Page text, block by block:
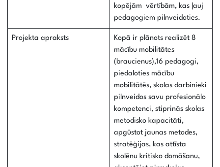
kopējām vērtībām, kas ļauj
pedagogiem pilnveidoties.
Projekta apraksts
Kopā ir plānots realizēt 8
mācību mobilitātes
(braucienus),16 pedagogi,
piedaloties mācību
mobilitātēs, skolas darbinieki
pilnveidos savu profesionālo
kompetenci, stiprinās skolas
metodisko kapacitāti,
apgūstot jaunas metodes,
stratēģijas, kas attīsta
skolēnu kritisko domāšanu,